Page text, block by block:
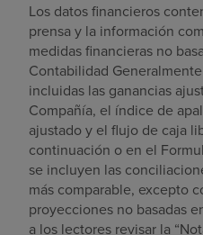
Los datos financieros
prensa y la información
medidas financieras no
Contabilidad
incluidas las ganancias
Compañía, el índice de
ajustado y el flujo de caja
continuación o en el
se incluyen las
más comparable, excepto
proyecciones no basadas
a los lectores revisar la